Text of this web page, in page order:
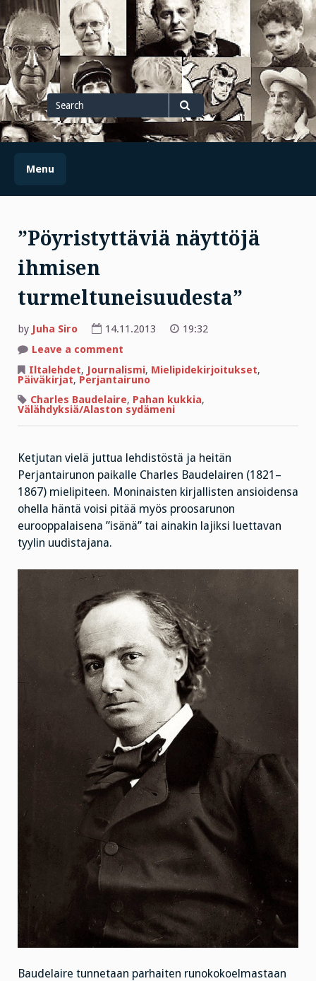
Skip
to
content
Search
for
Search
Menu
”Pöyristyttäviä näyttöjä
ihmisen
turmeltuneisuudesta”
by Juha Siro 14.11.2013
19:32
Leave a comment
näyttöjä
ihmisen
Iltalehdet, Journalismi, Mielipidekirjoitukset,
Päiväkirjat, Perjantairuno
Charles Baudelaire, Pahan kukkia,
Välähdyksiä/Alaston sydämeni
Ketjutan vielä juttua lehdistöstä ja heitän
Perjantairunon paikalle Charles Baudelairen (1821–
1867) mielipiteen. Moninaisten kirjallisten ansioidensa
ohella häntä voisi pitää myös proosarunon
eurooppalaisena ”isänä” tai ainakin lajiksi luettavan
tyylin uudistajana.
Baudelaire tunnetaan parhaiten runokokoelmastaan